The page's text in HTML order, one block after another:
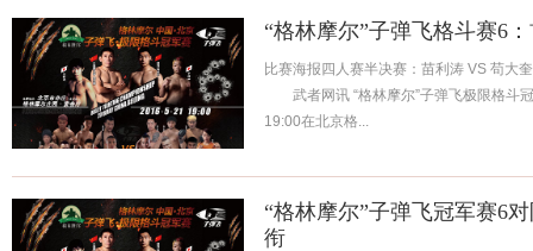
“格林摩尔”子弹飞格斗赛6
比赛海报四人赛半决赛：苗利涛 VS 苟大
武者网讯 “格林摩尔”子弹飞极限格斗
19:00在北京格...
“格林摩尔”子弹飞冠军赛6
衔